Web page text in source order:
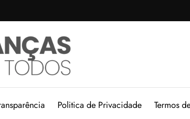
Politica de Privacidade Termos